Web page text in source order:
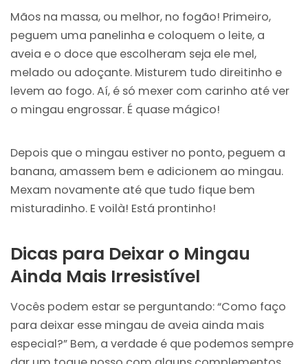
Mãos na massa, ou melhor, no fogão! Primeiro,
peguem uma panelinha e coloquem o leite, a
aveia e o doce que escolheram seja ele mel,
melado ou adoçante. Misturem tudo direitinho e
levem ao fogo. Aí, é só mexer com carinho até ver
o mingau engrossar. É quase mágico!
Depois que o mingau estiver no ponto, peguem a
banana, amassem bem e adicionem ao mingau.
Mexam novamente até que tudo fique bem
misturadinho. E voilà! Está prontinho!
Dicas para Deixar o Mingau
Ainda Mais Irresistível
Vocês podem estar se perguntando: “Como faço
para deixar esse mingau de aveia ainda mais
especial?” Bem, a verdade é que podemos sempre